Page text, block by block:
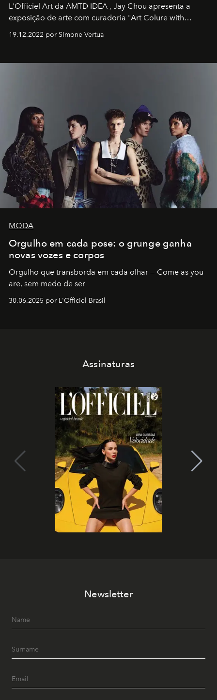
L'Officiel Art da AMTD IDEA , Jay Chou apresenta a
exposição de arte com curadoria "Art Colure with
19.12.2022 por SImone Vertua
MODA
Orgulho em cada pose: o grunge ganha
novas vozes e corpos
Orgulho que transborda em cada olhar — Come as you
are, sem medo de ser
30.06.2025 por L'Officiel Brasil
Assinaturas
Newsletter